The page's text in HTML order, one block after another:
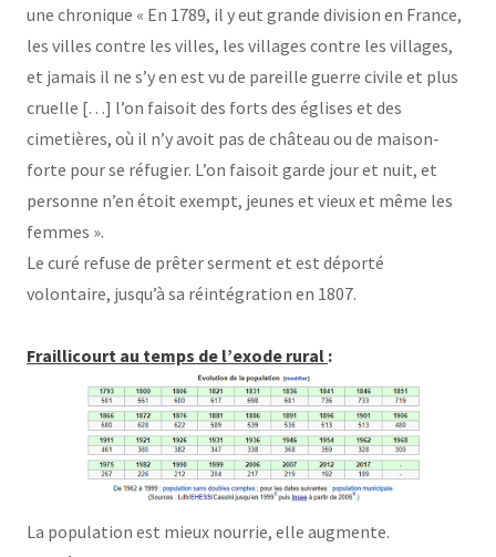
une chronique « En 1789, il y eut grande division en France,
les villes contre les villes, les villages contre les villages,
et jamais il ne s’y en est vu de pareille guerre civile et plus
cruelle […] l’on faisoit des forts des églises et des
cimetières, où il n’y avoit pas de château ou de maison-
forte pour se réfugier. L’on faisoit garde jour et nuit, et
personne n’en étoit exempt, jeunes et vieux et même les
femmes ».
Le curé refuse de prêter serment et est déporté
volontaire, jusqu’à sa réintégration en 1807.
Fraillicourt au temps de l’exode rural :
La population est mieux nourrie, elle augmente.